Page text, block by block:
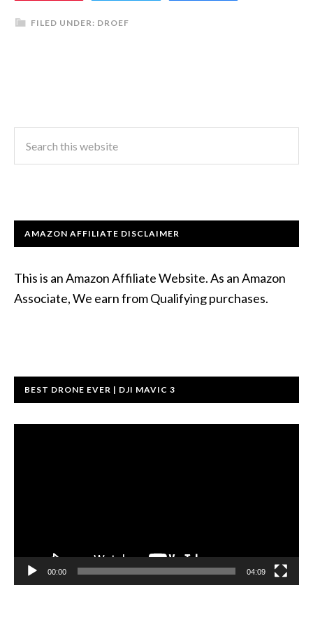
FILED UNDER: DROEF
AMAZON AFFILIATE DISCLAIMER
This is an Amazon Affiliate Website. As an Amazon
Associate, We earn from Qualifying purchases.
BEST DRONE EVER | DJI MAVIC 3
00:00 04:09